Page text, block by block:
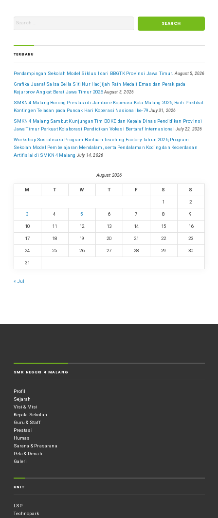
TERBARU
Pendampingan Sekolah Model Siklus I dari BBGTK Provinsi Jawa Timur. August 5, 2026
Grafika Juara! Salsa Bella Siti Nur Hadjijah Raih Medali Emas dan Perak pada
Kejurprov Angkat Berat Jawa Timur 2026 August 3, 2026
SMKN 4 Malang Borong Prestasi di Jambore Koperasi Kota Malang 2026, Raih Predikat
Kontingen Teladan pada Puncak Hari Koperasi Nasional ke-79 July 31, 2026
SMKN 4 Malang Sambut Kunjungan Tim BOKE dan Kepala Dinas Pendidikan Provinsi
Jawa Timur Perkuat Kolaborasi Pendidikan Vokasi Bertaraf Internasional July 22, 2026
Workshop Sosialisasi Program Bantuan Teaching Factory Tahun 2026, Program
Sekolah Model Pembelajaran Mendalam, serta Pendalaman Koding dan Kecerdasan
Artifisial di SMKN 4 Malang July 14, 2026
August 2026
M T W T F S S
1 2
3 4 5 6 7 8 9
10 11 12 13 14 15 16
17 18 19 20 21 22 23
24 25 26 27 28 29 30
31
« Jul
SMK NEGERI 4 MALANG
Profil
Sejarah
Visi & Misi
Kepala Sekolah
Guru & Staff
Prestasi
Humas
Sarana & Prasarana
Peta & Denah
Galeri
UNIT
LSP
Technopark